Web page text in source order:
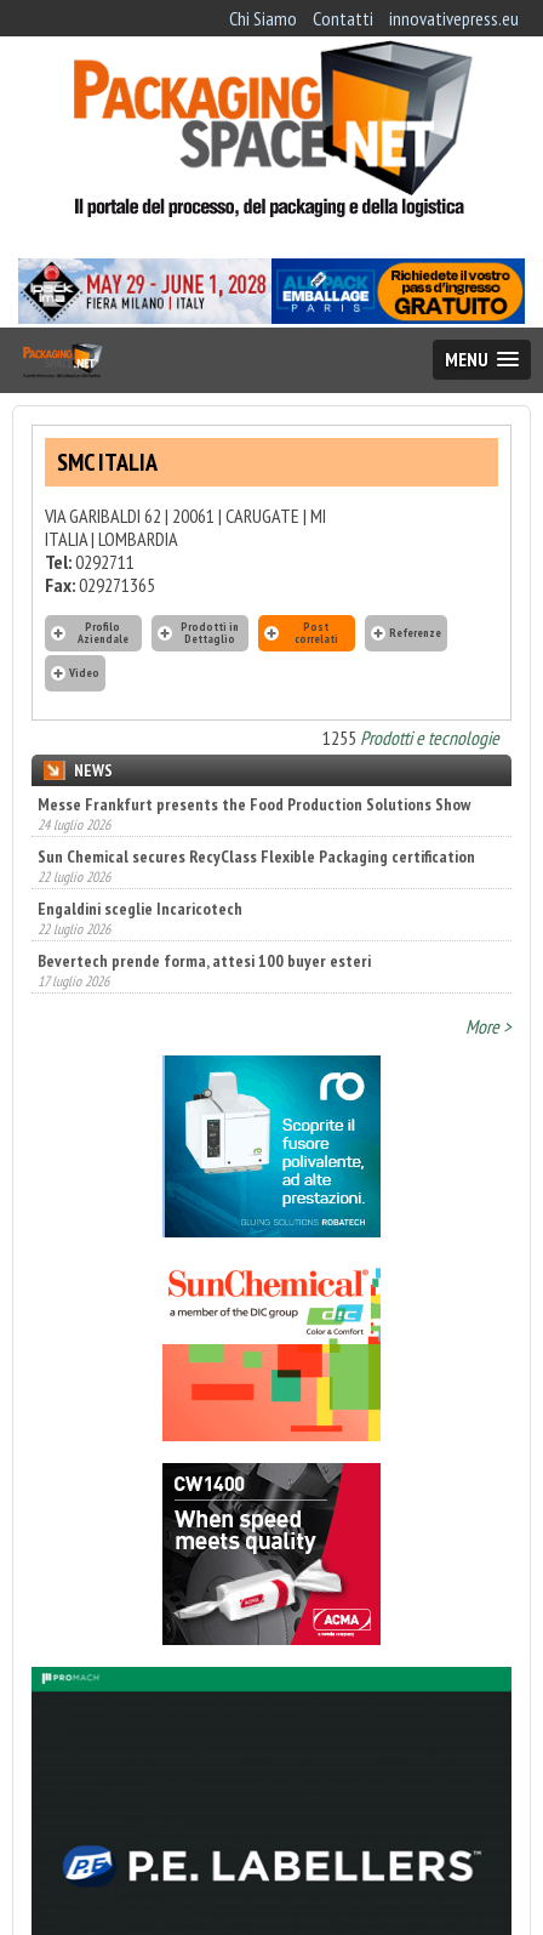
Chi Siamo Contatti innovativepress.eu
MENU
SMC ITALIA
VIA GARIBALDI 62 | 20061 | CARUGATE | MI
ITALIA | LOMBARDIA
Tel:0292711
Fax:029271365
Profilo
Aziendale
Prodotti in
Dettaglio
Post
correlati Referenze
Video
1255 Prodotti e tecnologie
NEWS
Messe Frankfurt presents the Food Production Solutions Show
24 luglio 2026
Sun Chemical secures RecyClass Flexible Packaging certification
22 luglio 2026
Engaldini sceglie Incaricotech
22 luglio 2026
Bevertech prende forma, attesi 100 buyer esteri
17 luglio 2026
More >